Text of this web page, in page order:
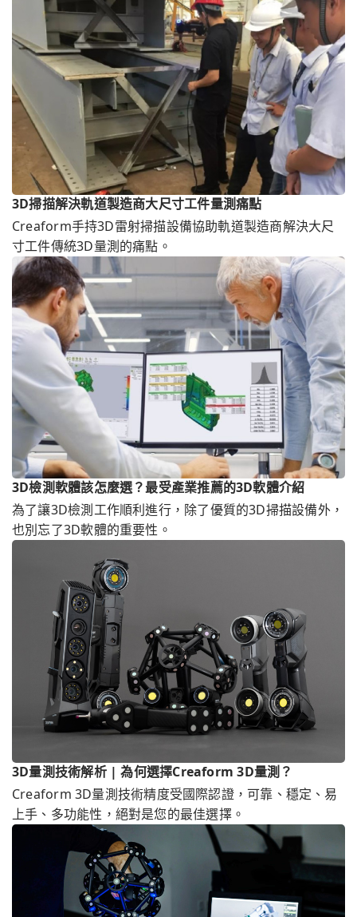
3D掃描解決軌道製造商大尺寸工件量測痛點
Creaform手持3D雷射掃描設備協助軌道製造商解決大尺
寸工件傳統3D量測的痛點。
3D檢測軟體該怎麼選？最受產業推薦的3D軟體介紹
為了讓3D檢測工作順利進行，除了優質的3D掃描設備外，
也別忘了3D軟體的重要性。
3D量測技術解析 | 為何選擇Creaform 3D量測？
Creaform 3D量測技術精度受國際認證，可靠、穩定、易
上手、多功能性，絕對是您的最佳選擇。